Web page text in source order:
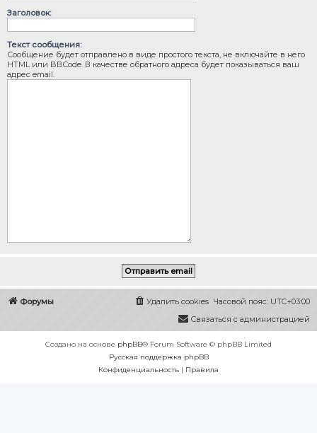
Заголовок:
Текст сообщения:
Сообщение будет отправлено в виде простого текста, не включайте в него
HTML или BBCode. В качестве обратного адреса будет показываться ваш
адрес email.
Форумы Часовой пояс: UTC+03:00
Удалить cookies
Связаться с администрацией
Создано на основе phpBB® Forum Software © phpBB Limited
Русская поддержка phpBB
Конфиденциальность | Правила